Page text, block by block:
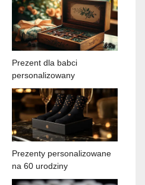
Prezent dla babci
personalizowany
Prezenty personalizowane
na 60 urodziny